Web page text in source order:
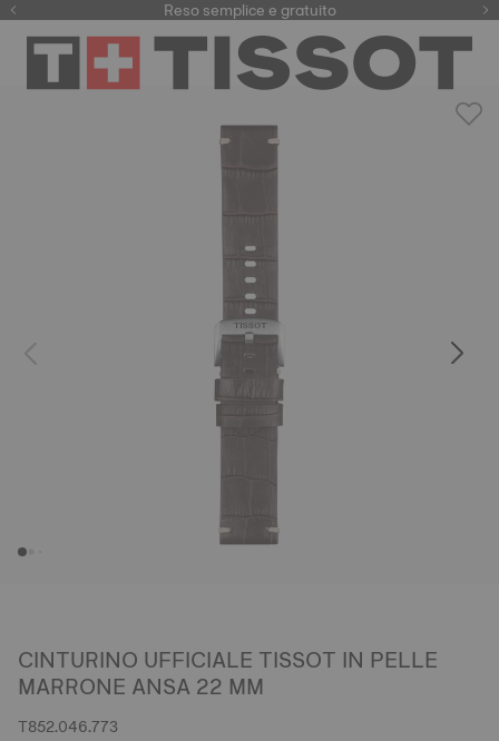
Reso semplice e gratuito
CINTURINO UFFICIALE TISSOT IN PELLE
MARRONE ANSA 22 MM
T852.046.773